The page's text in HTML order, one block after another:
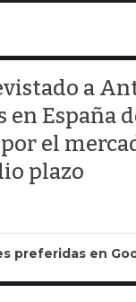
a
en España
el
plazo
preferidas en